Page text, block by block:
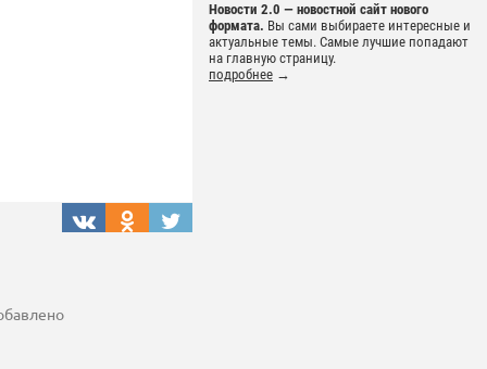
Новости 2.0 — новостной сайт нового
формата. Вы сами выбираете интересные и
актуальные темы. Самые лучшие попадают
на главную страницу.
подробнее →